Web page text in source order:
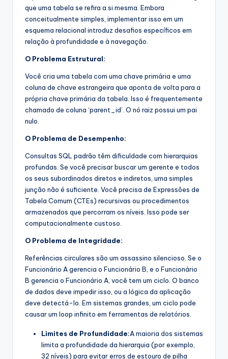
que uma tabela se refira a si mesma. Embora
conceitualmente simples, implementar isso em um
esquema relacional introduz desafios específicos em
relação à profundidade e à navegação.
O Problema Estrutural:
Você cria uma tabela com uma chave primária e uma
coluna de chave estrangeira que aponta de volta para a
própria chave primária da tabela. Isso é frequentemente
chamado de coluna ‘parent_id’. O nó raiz possui um pai
nulo.
O Problema de Desempenho:
Consultas SQL padrão têm dificuldade com hierarquias
profundas. Se você precisar buscar um gerente e todos
os seus subordinados diretos e indiretos, uma simples
junção não é suficiente. Você precisa de Expressões de
Tabela Comum (CTEs) recursivas ou procedimentos
armazenados que percorram os níveis. Isso pode ser
computacionalmente custoso.
O Problema de Integridade:
Referências circulares são um assassino silencioso. Se o
Funcionário A gerencia o Funcionário B, e o Funcionário
B gerencia o Funcionário A, você tem um ciclo. O banco
de dados deve impedir isso, ou a lógica da aplicação
deve detectá-lo. Em sistemas grandes, um ciclo pode
causar um loop infinito em ferramentas de relatórios.
Limites de Profundidade:A maioria dos sistemas
limita a profundidade da hierarquia (por exemplo,
32 níveis) para evitar erros de estouro de pilha